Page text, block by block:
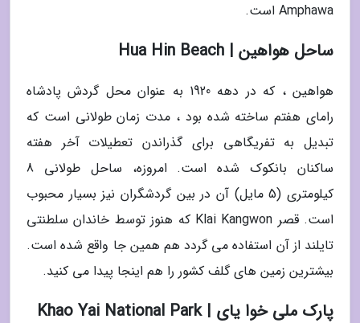
Amphawa است.
ساحل هواهین | Hua Hin Beach
هواهین ، که در دهه 1920 به عنوان محل گردش پادشاه
رامای هفتم ساخته شده بود ، مدت زمان طولانی است که
تبدیل به تفریگاهی برای گذراندن تعطیلات آخر هفته
ساکنان بانکوک شده است. امروزه، ساحل طولانی 8
کیلومتری (5 مایل) آن در بین گردشگران نیز بسیار محبوب
است. قصر Klai Kangwon که هنوز توسط خاندان سلطنتی
تایلند از آن استفاده می گردد هم همین جا واقع شده است.
بیشترین زمین های گلف کشور را هم اینجا پیدا می کنید.
پارک ملی خوا یای | Khao Yai National Park